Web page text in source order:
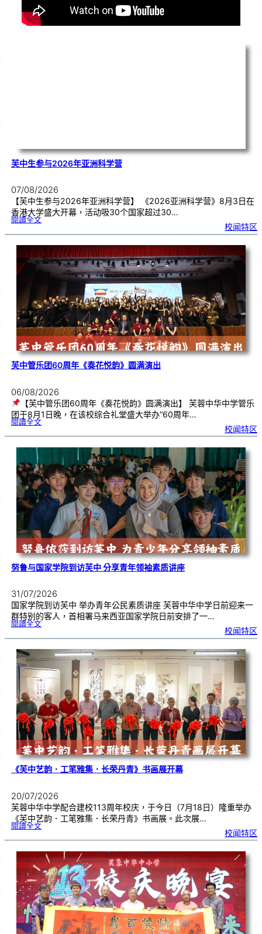
芙中生参与2026年亚洲科学营
07/08/2026
【芙中生参与2026年亚洲科学营】 《2026亚洲科学营》8月3日在
香港大学盛大开幕，活动吸30个国家超过30…
閱讀全文:芙
参
2
0
2
6
年
亚
洲科
校闻特区
芙中管乐团60周年《奏花悦韵》圆满演出
06/08/2026
【芙中管乐团60周年《奏花悦韵》圆满演出】 芙蓉中华中学管乐
团于8月1日晚，在该校综合礼堂盛大举办“60周年…
閱讀全文:芙
乐
6
0
《
奏
花
悦
韵
》
圆
满
演
出
校闻特区
努鲁与国家学院到访芙中 分享青年领袖素质讲座
31/07/2026
国家学院到访芙中 举办青年公民素质讲座 芙蓉中华中学日前迎来一
群特别的客人，首相署马来西亚国家学院日前安排了一…
閱讀全文:努
国
学
院
到
访
中
分
享
青
年
领
袖
素
质
讲
座
校闻特区
《芙中艺韵．工笔雅集．长荣丹青》书画展开幕
20/07/2026
芙蓉中华中学配合建校113周年校庆，于今日（7月18日）隆重举办
《芙中艺韵．工笔雅集．长荣丹青》书画展。此次展…
閱讀全文:《
艺
．
工
笔
雅
．
长
荣
丹
青
》
书
画
展
开
幕
校闻特区